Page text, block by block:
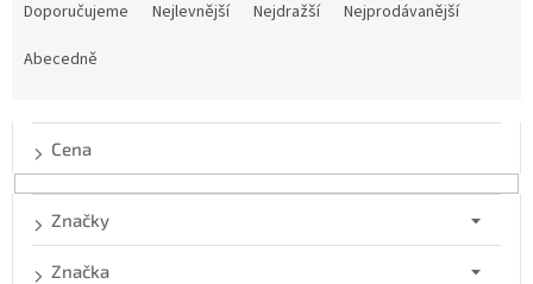
o
Doporučujeme Nejlevnější Nejdražší
Nejprodávanější
Abecedně
Cena
Značky
Značka